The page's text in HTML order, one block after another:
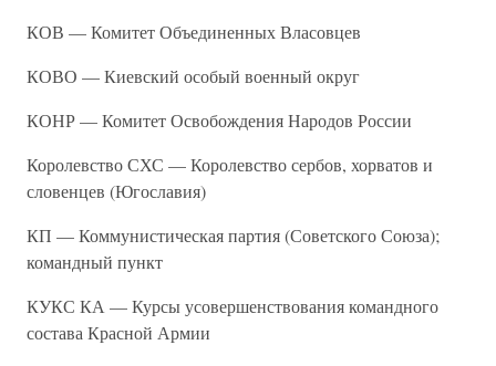
КОВ — Комитет Объединенных Власовцев
КОВО — Киевский особый военный округ
КОНР — Комитет Освобождения Народов России
Королевство СХС — Королевство сербов, хорватов и
словенцев (Югославия)
КП — Коммунистическая партия (Советского Союза);
командный пункт
КУКС КА — Курсы усовершенствования командного
состава Красной Армии